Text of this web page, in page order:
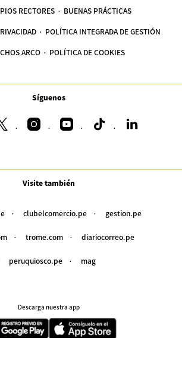
RECTORES BUENAS PRÁCTICAS
POLÍTICA INTEGRADA DE GESTIÓN
ARCO POLÍTICA DE COOKIES
Síguenos
Visite también
clubelcomercio.pe gestion.pe
trome.com diariocorreo.pe
peruquiosco.pe mag
Descarga nuestra app